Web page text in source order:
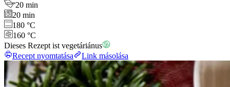
20 min
20 min
180 °C
160 °C
Dieses Rezept ist vegetáriánus
Recept nyomtatása
Link másolása